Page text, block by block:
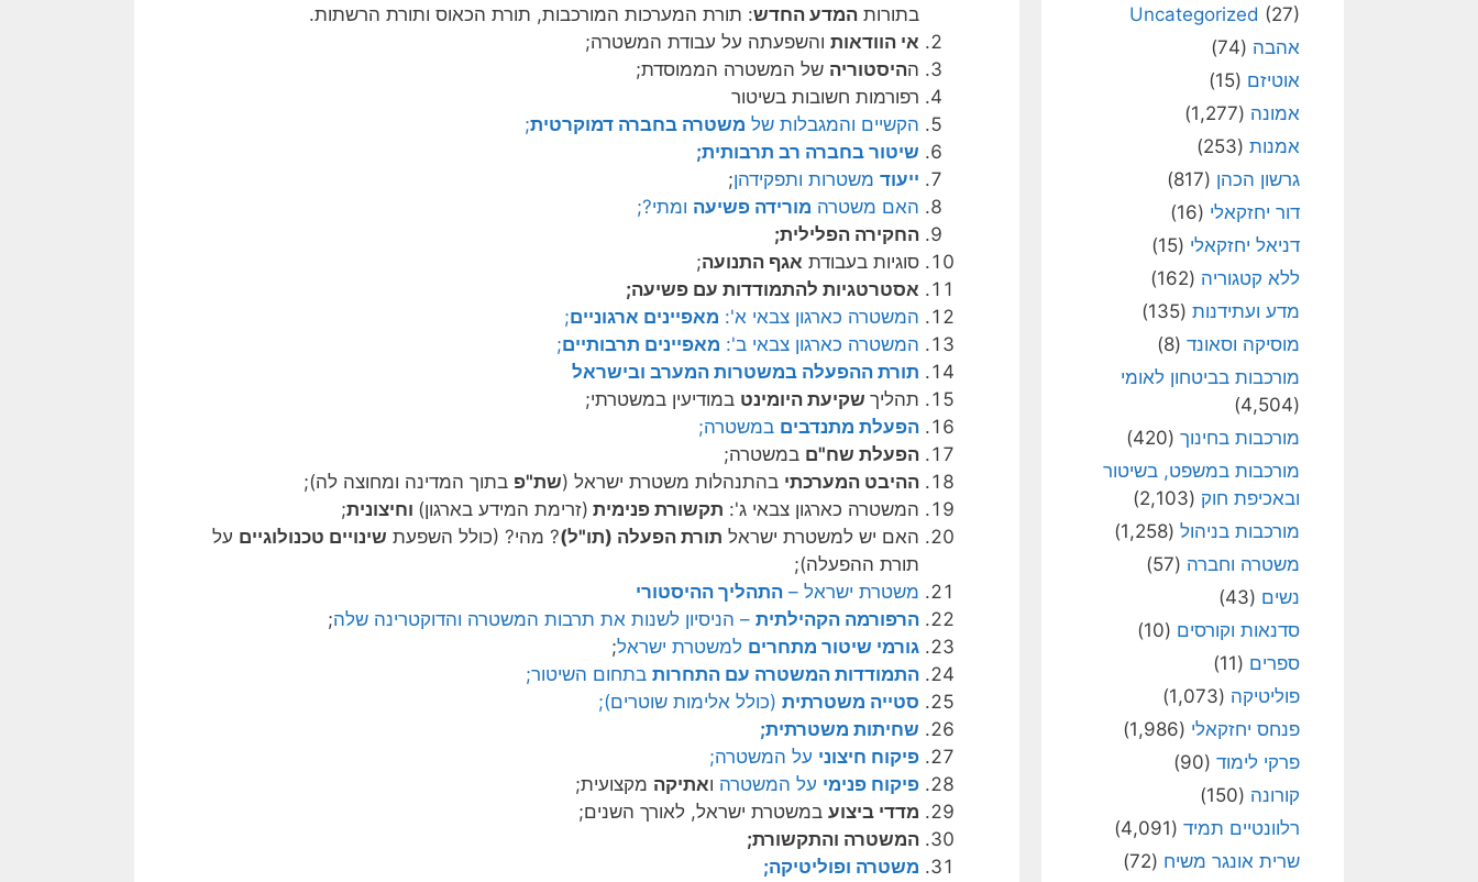
בתורות המדע החדש: תורת המערכות המורכבות, תורת הכאוס ותורת הרשתות.
אי הוודאות והשפעתה על עבודת המשטרה;
ההיסטוריה של המשטרה הממוסדת;
רפורמות חשובות בשיטור
הקשיים והמגבלות של משטרה בחברה דמוקרטית;
שיטור בחברה רב תרבותית;
ייעוד משטרות ותפקידהן;
האם משטרה מורידה פשיעה ומתי?;
החקירה הפלילית;
סוגיות בעבודת אגף התנועה;
אסטרטגיות להתמודדות עם פשיעה;
המשטרה כארגון צבאי א': מאפיינים ארגוניים;
המשטרה כארגון צבאי ב': מאפיינים תרבותיים;
תורת ההפעלה במשטרות המערב ובישראל
תהליך שקיעת היומינט במודיעין במשטרתי;
הפעלת מתנדבים במשטרה;
הפעלת שח"ם במשטרה;
ההיבט המערכתי בהתנהלות משטרת ישראל (שת"פ בתוך המדינה ומחוצה לה);
המשטרה כארגון צבאי ג': תקשורת פנימית (זרימת המידע בארגון) וחיצונית;
האם יש למשטרת ישראל תורת הפעלה (תו"ל)? מהי? (כולל השפעת שינויים טכנולוגיים על
תורת ההפעלה);
משטרת ישראל – התהליך ההיסטורי
הרפורמה הקהילתית – הניסיון לשנות את תרבות המשטרה והדוקטרינה שלה;
גורמי שיטור מתחרים למשטרת ישראל;
התמודדות המשטרה עם התחרות בתחום השיטור;
סטייה משטרתית (כולל אלימות שוטרים);
שחיתות משטרתית;
פיקוח חיצוני על המשטרה;
פיקוח פנימי על המשטרה ואתיקה מקצועית;
מדדי ביצוע במשטרת ישראל, לאורך השנים;
המשטרה והתקשורת;
משטרה ופוליטיקה;
Uncategorized (27)
אהבה (74)
אוטיזם (15)
אמונה (1,277)
אמנות (253)
גרשון הכהן (817)
דור יחזקאלי (16)
דניאל יחזקאלי (15)
ללא קטגוריה (162)
מדע ועתידנות (135)
מוסיקה וסאונד (8)
מורכבות בביטחון לאומי
(4,504)
מורכבות בחינוך (420)
מורכבות במשפט, בשיטור
ובאכיפת חוק (2,103)
מורכבות בניהול (1,258)
משטרה וחברה (57)
נשים (43)
סדנאות וקורסים (10)
ספרים (11)
פוליטיקה (1,073)
פנחס יחזקאלי (1,986)
פרקי לימוד (90)
קורונה (150)
רלוונטיים תמיד (4,091)
שרית אונגר משיח (72)